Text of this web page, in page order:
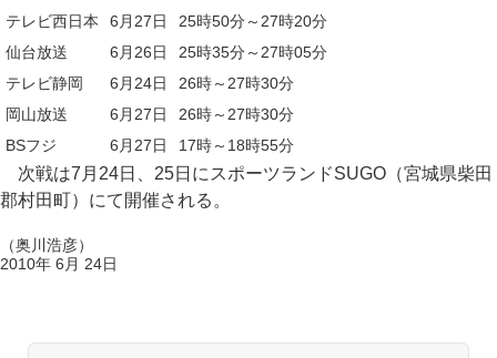
テレビ西日本
6月27日
25時50分～27時20分
仙台放送
6月26日
25時35分～27時05分
テレビ静岡
6月24日
26時～27時30分
岡山放送
6月27日
26時～27時30分
BSフジ
6月27日 17時～18時55分
次戦は7月24日、25日にスポーツランドSUGO（宮城県柴田
郡村田町）にて開催される。
（奥川浩彦）
2010年 6月 24日